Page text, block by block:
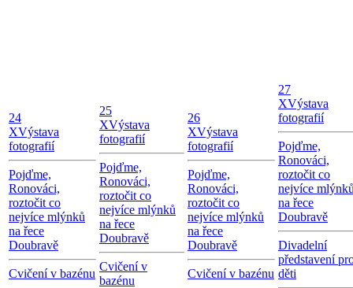
24
XVýstava
fotografií
Pojďme,
Ronováci,
roztočit co
nejvíce mlýnků
na řece
Doubravě
Cvičení v bazénu
25
XVýstava
fotografií
Pojďme,
Ronováci,
roztočit co
nejvíce mlýnků
na řece
Doubravě
Cvičení v
bazénu
26
XVýstava
fotografií
Pojďme,
Ronováci,
roztočit co
nejvíce mlýnků
na řece
Doubravě
Cvičení v bazénu
27
XVýstava
fotografií
Pojďme,
Ronováci,
roztočit co
nejvíce
na řece
Doubravě
Divadelní
představení
děti